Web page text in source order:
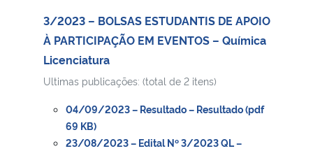
3/2023 – BOLSAS ESTUDANTIS DE APOIO
À PARTICIPAÇÃO EM EVENTOS – Química
Licenciatura
Ultimas publicações: (total de 2 itens)
04/09/2023 – Resultado – Resultado (pdf
69 KB)
23/08/2023 – Edital Nº 3/2023 QL –